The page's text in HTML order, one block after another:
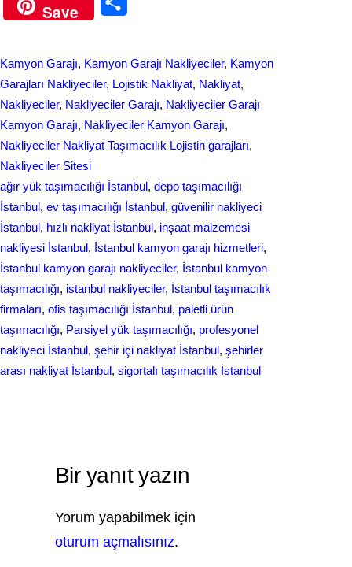
c
o
o
k
n
d
I
n
Save
r
e
Kamyon Garajı, Kamyon Garajı Nakliyeciler, Kamyon
Garajları Nakliyeciler, Lojistik Nakliyat, Nakliyat
Nakliyeciler, Nakliyeciler Garajı, Nakliyeciler Garajı
Kamyon Garajı, Nakliyeciler Kamyon Garajı
Nakliyeciler Nakliyat Taşımacılık Lojistin garajları
Nakliyeciler Sitesi
ağır yük taşımacılığı İstanbul, depo taşımacılığı
İstanbul, ev taşımacılığı İstanbul, güvenilir nakliyeci
İstanbul, hızlı nakliyat İstanbul, inşaat malzemesi
nakliyesi İstanbul, İstanbul kamyon garajı hizmetleri
İstanbul kamyon garajı nakliyeciler, İstanbul kamyon
taşımacılığı, istanbul nakliyeciler, İstanbul taşımacılık
firmaları, ofis taşımacılığı İstanbul, paletli ürün
taşımacılığı, Parsiyel yük taşımacılığı, profesyonel
nakliyeci İstanbul, şehir içi nakliyat İstanbul, şehirler
arası nakliyat İstanbul, sigortalı taşımacılık İstanbul
Bir yanıt yazın
Yorum yapabilmek için
oturum açmalısınız.